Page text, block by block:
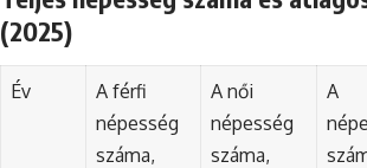
(2025)
Év
A férfi
népesség
száma,
A női
népesség
száma,
A